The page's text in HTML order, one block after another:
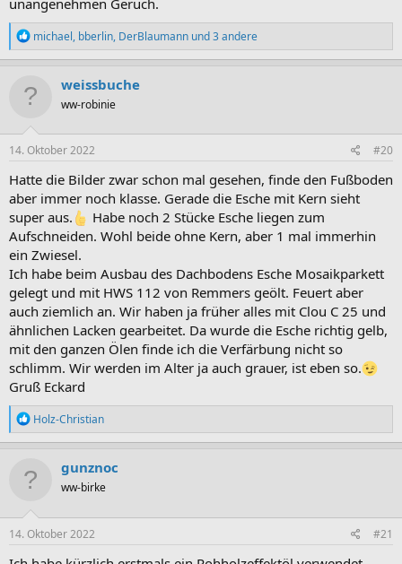
R
e
a
t
n
e
:
michael, bberlin, DerBlaumann und 3 andere
weissbuche
ww-robinie
14. Oktober 2022 #20
Hatte die Bilder zwar schon mal gesehen, finde den Fußboden
aber immer noch klasse. Gerade die Esche mit Kern sieht
super aus.
Habe noch 2 Stücke Esche liegen zum
Aufschneiden. Wohl beide ohne Kern, aber 1 mal immerhin
ein Zwiesel.
Ich habe beim Ausbau des Dachbodens Esche Mosaikparkett
gelegt und mit HWS 112 von Remmers geölt. Feuert aber
auch ziemlich an. Wir haben ja früher alles mit Clou C 25 und
ähnlichen Lacken gearbeitet. Da wurde die Esche richtig gelb,
mit den ganzen Ölen finde ich die Verfärbung nicht so
schlimm. Wir werden im Alter ja auch grauer, ist eben so.
Gruß Eckard
R
e
a
t
n
e
:
Holz-Christian
gunznoc
ww-birke
14. Oktober 2022 #21